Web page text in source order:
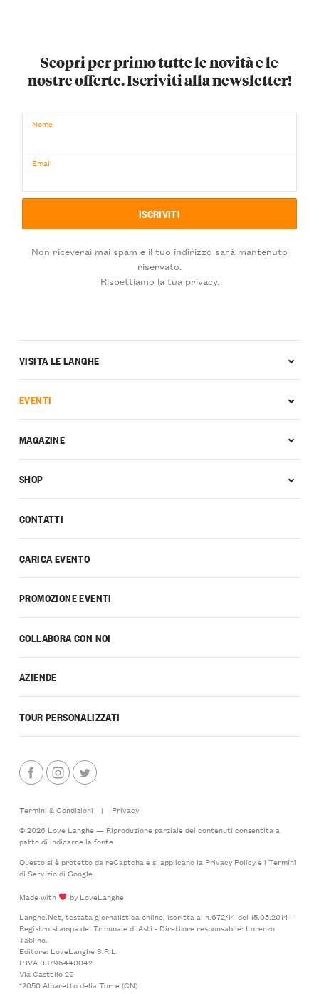
Scopri per primo tutte le novità e le
nostre offerte. Iscriviti alla newsletter!
Nome
Email
Non riceverai mai spam e il tuo indirizzo sarà mantenuto
riservato.
Rispettiamo la tua privacy.
CONTATTI
CARICA EVENTO
PROMOZIONE EVENTI
COLLABORA CON NOI
AZIENDE
TOUR PERSONALIZZATI
VISITA LE LANGHE
EVENTI
MAGAZINE
SHOP
Termini & Condizioni |
Privacy
© 2026 Love Langhe — Riproduzione parziale dei contenuti consentita a
patto di indicarne la fonte
Questo si è protetto da reCaptcha e si applicano la Privacy Policye i Termini
di Serviziodi Google
Made with
by LoveLanghe
Langhe.Net, testata giornalistica online, iscritta al n.672/14 del 15.05.2014 -
Registro stampa del Tribunale di Asti - Direttore responsabile: Lorenzo
Tablino.
Editore: LoveLanghe S.R.L.
P.IVA 03796440042
Via Castello 20
12050 Albaretto della Torre (CN)